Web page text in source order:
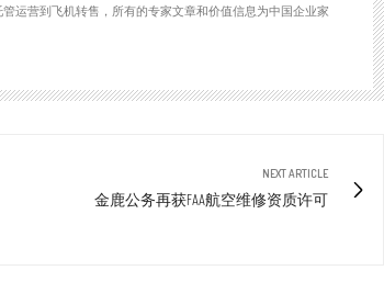
运营到飞机转售，所有的专家文章和价值信息为中国企业家
NEXT ARTICLE
金鹿公务再获FAA航空维修资质许可